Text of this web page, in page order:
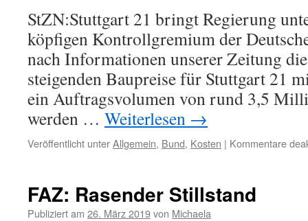
StZN:Stuttgart 21 bringt Regierung
köpfigen Kontrollgremium der
nach Informationen unserer Zeitung
steigenden Baupreise für Stuttgart 21
ein Auftragsvolumen von rund 3,5
werden … Weiterlesen →
Veröffentlicht unterAllgemein, Bund, Kosten | Kommentare
FAZ: Rasender Stillstand
Publiziert am 26. März 2019von Michaela